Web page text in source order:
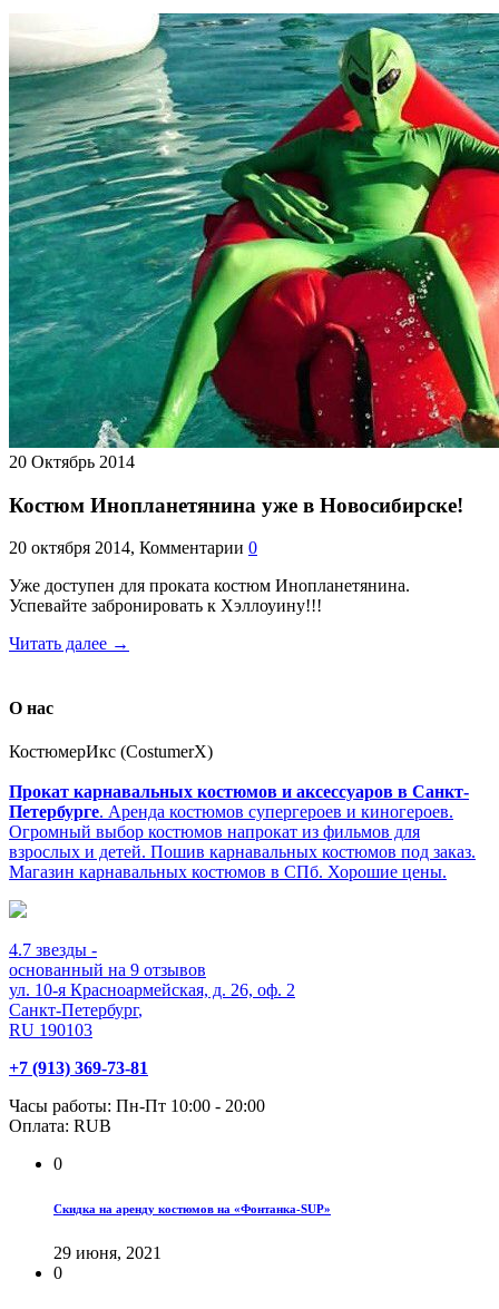
20 Октябрь 2014
Костюм Инопланетянина уже в Новосибирске!
20 октября 2014, Комментарии 0
Уже доступен для проката костюм Инопланетянина.
Успевайте забронировать к Хэллоуину!!!
Читать далее →
О нас
КостюмерИкс (CostumerX)
Прокат карнавальных костюмов и аксессуаров в Санкт-
Петербурге. Аренда костюмов супергероев и киногероев.
Огромный выбор костюмов напрокат из фильмов для
взрослых и детей. Пошив карнавальных костюмов под заказ.
Магазин карнавальных костюмов в СПб. Хорошие цены.
4.7 звезды -
основанный на 9 отзывов
ул. 10-я Красноармейская, д. 26, оф. 2
Санкт-Петербург,
RU 190103
+7 (913) 369-73-81
Часы работы: Пн-Пт 10:00 - 20:00
Оплата: RUB
0
Скидка на аренду костюмов на «Фонтанка-SUP»
29 июня, 2021
0